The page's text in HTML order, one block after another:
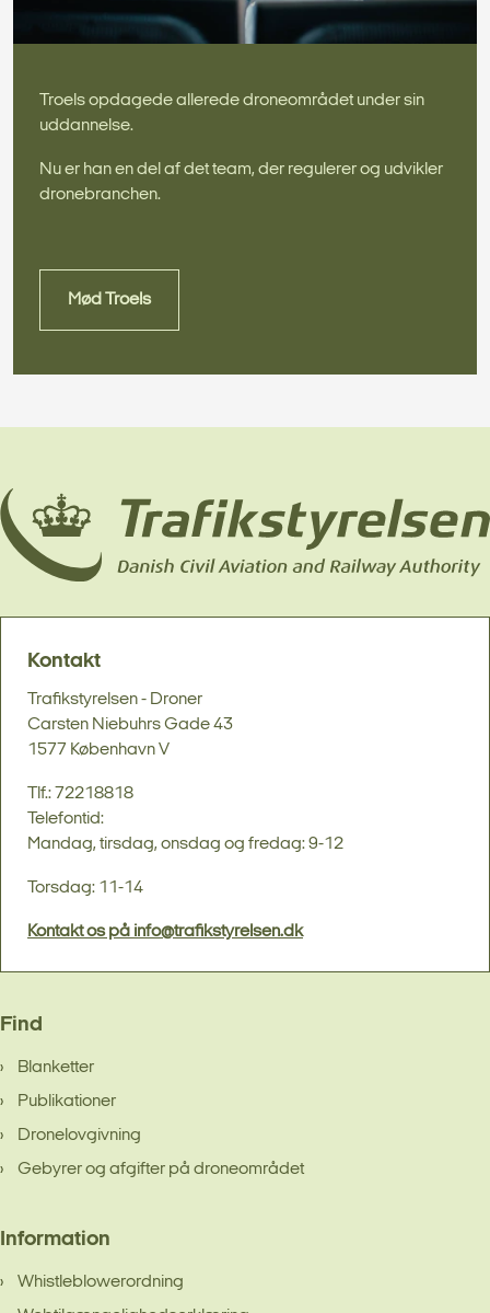
Troels opdagede allerede droneområdet under sin
uddannelse.
Nu er han en del af det team, der regulerer og udvikler
dronebranchen.
Mød Troels
Kontakt
Trafikstyrelsen - Droner
Carsten Niebuhrs Gade 43
1577 København V
Tlf.: 72218818
Telefontid:
Mandag, tirsdag, onsdag og fredag: 9-12
Torsdag: 11-14
Kontakt os på info@trafikstyrelsen.dk
Find
Blanketter
Publikationer
Dronelovgivning
Gebyrer og afgifter på droneområdet
Information
Whistleblowerordning